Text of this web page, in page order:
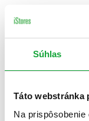
Súhlas
Táto webstránka
Na